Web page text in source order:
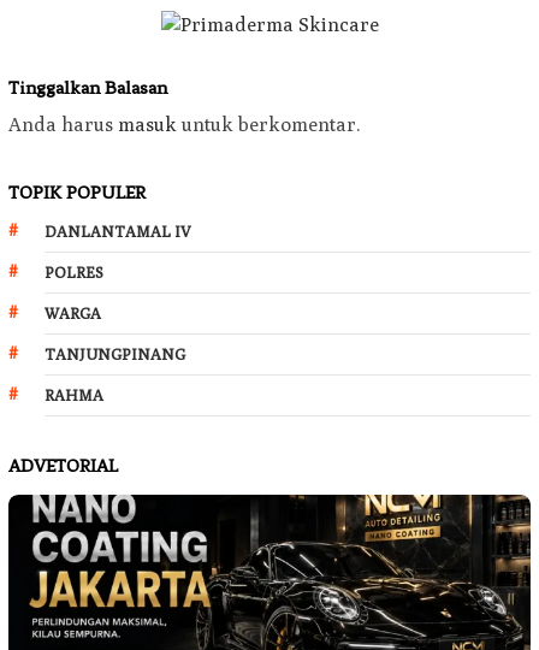
Tinggalkan Balasan
Anda harus masuk untuk berkomentar.
TOPIK POPULER
DANLANTAMAL IV
POLRES
WARGA
TANJUNGPINANG
RAHMA
ADVETORIAL